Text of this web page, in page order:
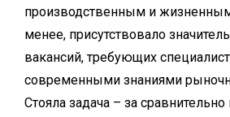
производственным и
менее, присутствовало
вакансий, требующих
современными знаниями
Стояла задача – за